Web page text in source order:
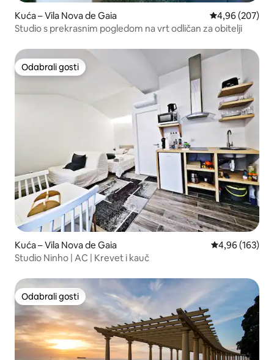
Kuća – Vila Nova de Gaia Prosječna
4,96 (207)
Studio s prekrasnim pogledom na vrt odličan za obitelji
Odabrali gosti
Odabrali gosti
Kuća – Vila Nova de Gaia Prosječna
4,96 (163)
Studio Ninho | AC | Krevet i kauč
Odabrali gosti
Odabrali gosti